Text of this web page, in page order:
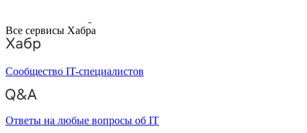
Все сервисы Хабра
Сообщество IT-специалистов
Ответы на любые вопросы об IT